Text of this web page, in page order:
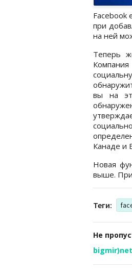
Facebook
при
на ней
Теперь
вы на
Канаде и
Новая
выше.
Теги:
Не